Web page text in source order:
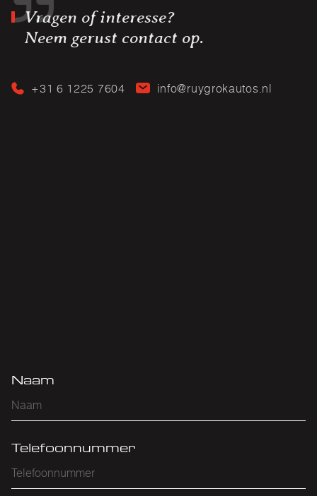
Vragen of interesse?
Neem gerust contact op.
+31 6 1225 7604 info@ruygrokautos.nl
Naam
Telefoonnummer